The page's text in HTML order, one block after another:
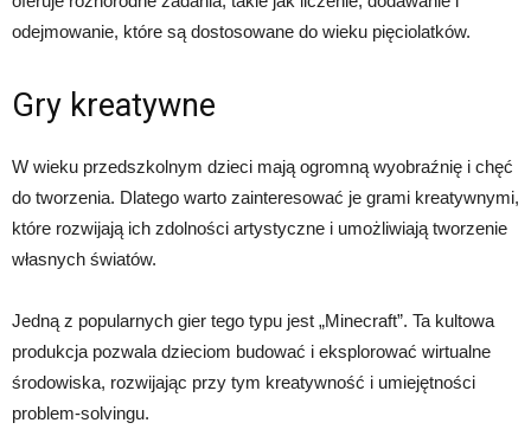
odejmowanie, które są dostosowane do wieku pięciolatków.
Gry kreatywne
W wieku przedszkolnym dzieci mają ogromną wyobraźnię i chęć
do tworzenia. Dlatego warto zainteresować je grami kreatywnymi,
które rozwijają ich zdolności artystyczne i umożliwiają tworzenie
własnych światów.
Jedną z popularnych gier tego typu jest „Minecraft”. Ta kultowa
produkcja pozwala dzieciom budować i eksplorować wirtualne
środowiska, rozwijając przy tym kreatywność i umiejętności
problem-solvingu.